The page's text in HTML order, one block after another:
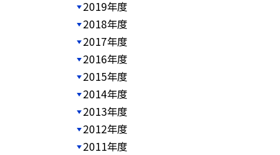
2019年度
2018年度
2017年度
2016年度
2015年度
2014年度
2013年度
2012年度
2011年度